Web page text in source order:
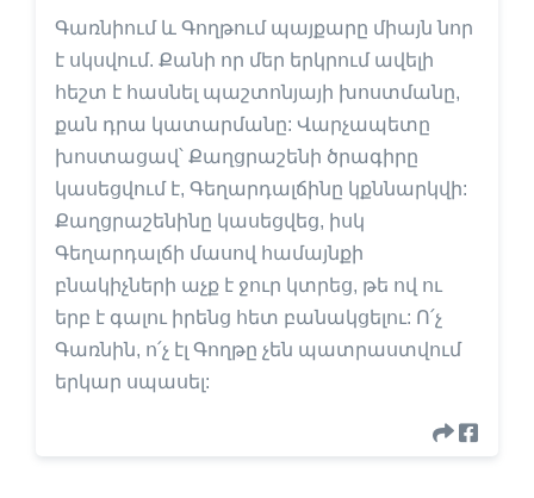
Գառնիում և Գողթում պայքարը միայն նոր
է սկսվում. Քանի որ մեր երկրում ավելի
հեշտ է հասնել պաշտոնյայի խոստմանը,
քան դրա կատարմանը: Վարչապետը
խոստացավ՝ Քաղցրաշենի ծրագիրը
կասեցվում է, Գեղարդալճինը կքննարկվի:
Քաղցրաշենինը կասեցվեց, իսկ
Գեղարդալճի մասով համայնքի
բնակիչների աչք է ջուր կտրեց, թե ով ու
երբ է գալու իրենց հետ բանակցելու: Ո՛չ
Գառնին, ո՛չ էլ Գողթը չեն պատրաստվում
երկար սպասել: